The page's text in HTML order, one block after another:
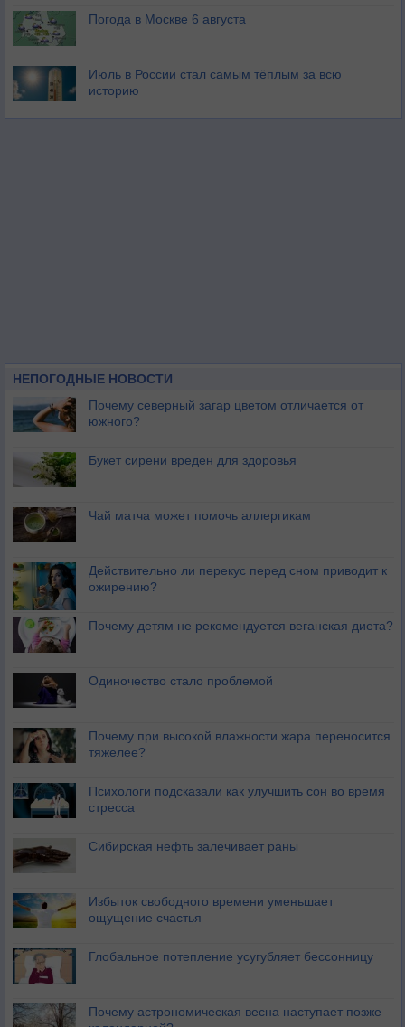
Погода в Москве 6 августа
Июль в России стал самым тёплым за всю
историю
НЕПОГОДНЫЕ НОВОСТИ
Почему северный загар цветом отличается от
южного?
Букет сирени вреден для здоровья
Чай матча может помочь аллергикам
Действительно ли перекус перед сном приводит к
ожирению?
Почему детям не рекомендуется веганская диета?
Одиночество стало проблемой
Почему при высокой влажности жара переносится
тяжелее?
Психологи подсказали как улучшить сон во время
стресса
Сибирская нефть залечивает раны
Избыток свободного времени уменьшает
ощущение счастья
Глобальное потепление усугубляет бессонницу
Почему астрономическая весна наступает позже